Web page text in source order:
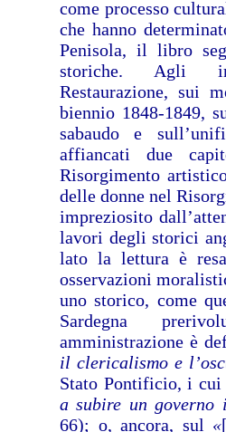
come processo
che hanno
Penisola, il libro
storiche. Agli
Restaurazione, sui
biennio 1848-1849,
sabaudo e
affiancati due
Risorgimento
delle donne nel
impreziosito
lavori degli storici
lato la lettura è
osservazioni
uno storico, come
Sardegna
amministrazione è
il clericalismo e
Stato Pontificio, i cui
a subire un governo
66); o, ancora, sul «